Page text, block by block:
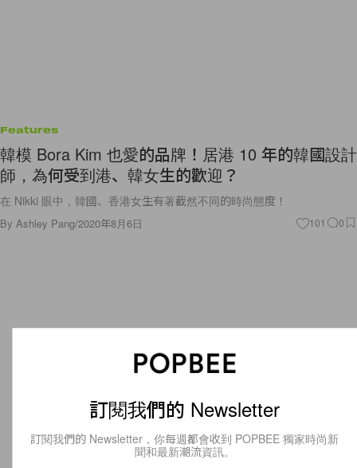
Features
韓模 Bora Kim 也愛的品牌！居港 10 年的韓國設計
師，為何受到港、韓女生的歡迎？
在 Nikki 眼中，韓國、香港女生有著截然不同的時尚態度！
By Ashley Pang/2020年8月6日 101 0
訂閱我們的 Newsletter
訂閱我們的 Newsletter，你每週都會收到 POPBEE 獨家時尚新
聞和最新潮流資訊。